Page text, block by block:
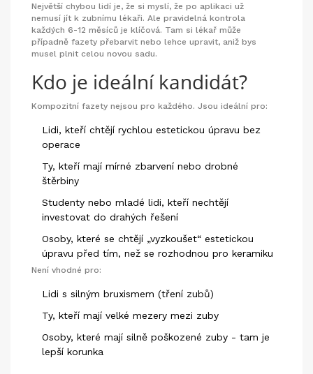
Největší chybou lidí je, že si myslí, že po aplikaci už
nemusí jít k zubnímu lékaři. Ale pravidelná kontrola
každých 6-12 měsíců je klíčová. Tam si lékař může
případně fazety přebarvit nebo lehce upravit, aniž bys
musel plnit celou novou sadu.
Kdo je ideální kandidát?
Kompozitní fazety nejsou pro každého. Jsou ideální pro:
Lidi, kteří chtějí rychlou estetickou úpravu bez
operace
Ty, kteří mají mírné zbarvení nebo drobné
štěrbiny
Studenty nebo mladé lidi, kteří nechtějí
investovat do drahých řešení
Osoby, které se chtějí „vyzkoušet“ estetickou
úpravu před tím, než se rozhodnou pro keramiku
Není vhodné pro:
Lidi s silným bruxismem (tření zubů)
Ty, kteří mají velké mezery mezi zuby
Osoby, které mají silně poškozené zuby - tam je
lepší korunka